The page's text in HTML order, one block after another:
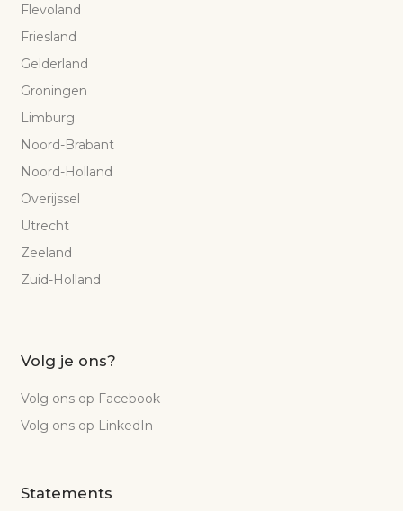
Flevoland
Friesland
Gelderland
Groningen
Limburg
Noord-Brabant
Noord-Holland
Overijssel
Utrecht
Zeeland
Zuid-Holland
Volg je ons?
Volg ons op Facebook
Volg ons op LinkedIn
Statements